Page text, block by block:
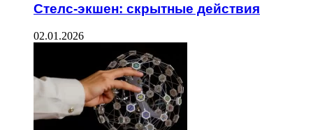
Стелс-экшен: скрытные действия
02.01.2026